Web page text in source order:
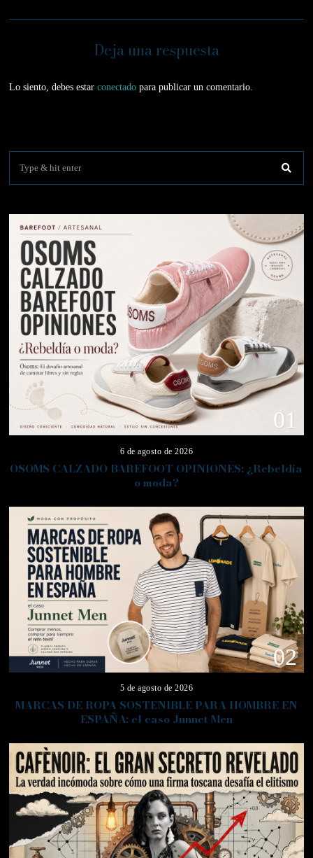
Deja una respuesta
Lo siento, debes estarconectado para publicar un comentario.
01
6 de agosto de 2026
OSOMS CALZADO BAREFOOT OPINIONES: ¿Rebeldía
o moda?
02
5 de agosto de 2026
MARCAS DE ROPA SOSTENIBLE PARA HOMBRE EN
ESPAÑA: el caso Junnet Men